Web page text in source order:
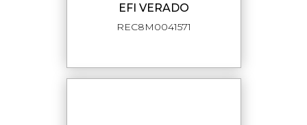
EFI VERADO
REC8M0041571